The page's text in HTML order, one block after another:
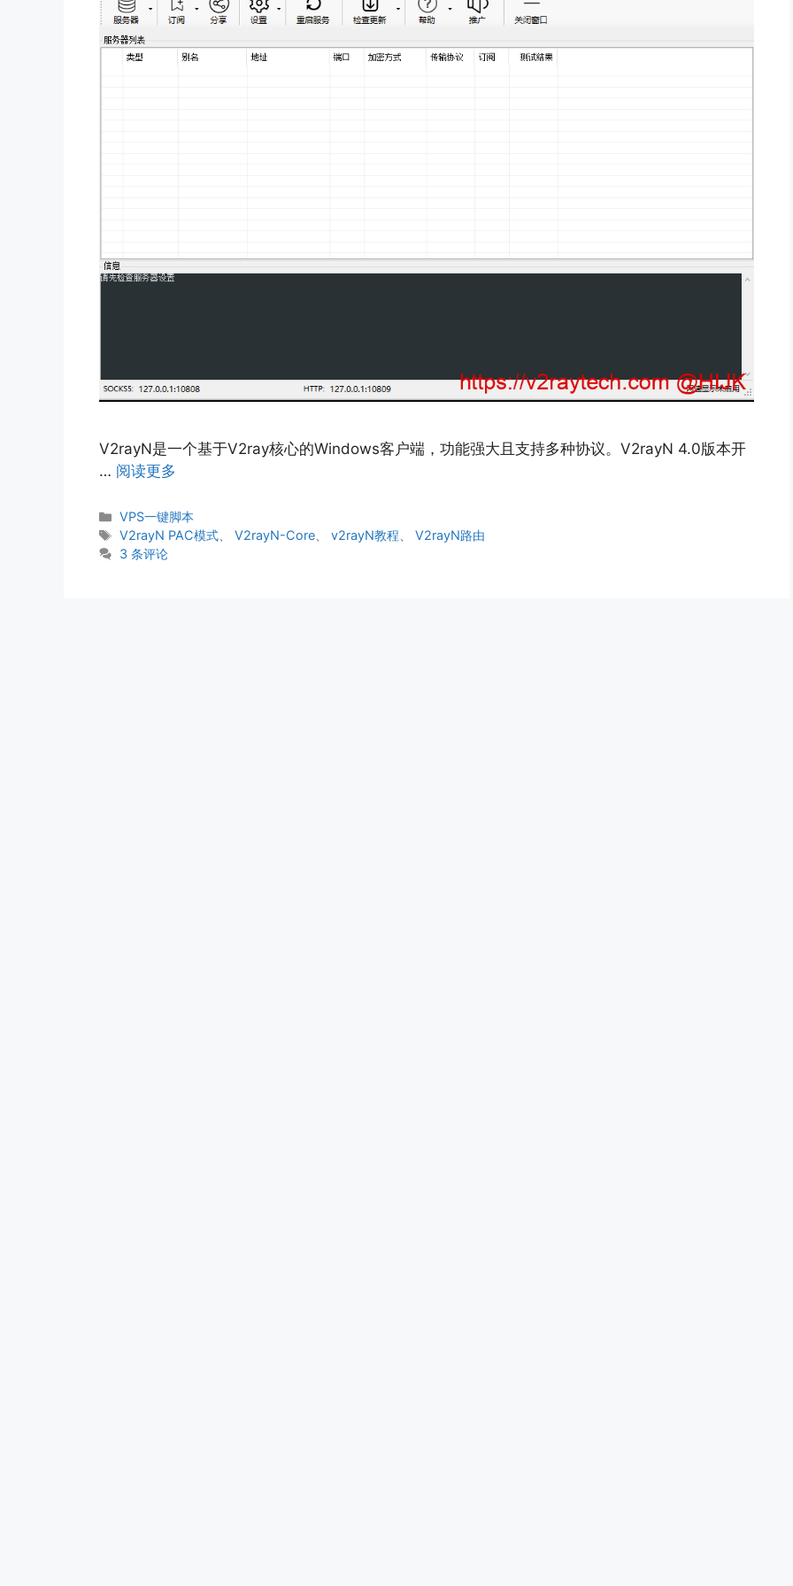
V2rayN是一个基于V2ray核心的Windows客户端，功能强大且支持多种协议。V2rayN 4.0版本开
… 阅读更多
分
类
VPS一键脚本
标
签
V2rayN PAC模式、V2rayN-Core、v2rayN教程、V2rayN路由
3 条评论